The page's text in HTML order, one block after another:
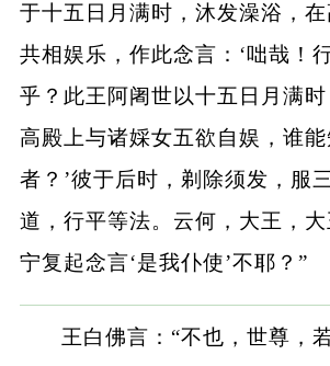
于十五日月满时，沐发澡浴，
共相娱乐，作此念言：‘咄哉！
乎？此王阿阇世以十五日月满
高殿上与诸婇女五欲自娱，谁
者？’彼于后时，剃除须发，服
道，行平等法。云何，大王，大
宁复起念言‘是我仆使’不耶？”
王白佛言：“不也，世尊，